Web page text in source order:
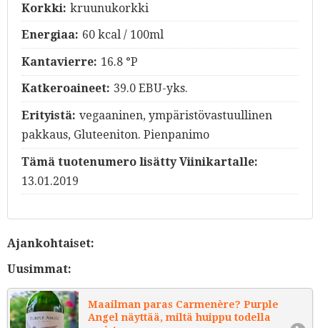
Korkki: kruunukorkki
Energiaa: 60 kcal / 100ml
Kantavierre: 16.8 °P
Katkeroaineet: 39.0 EBU-yks.
Erityistä: vegaaninen, ympäristövastuullinen
pakkaus, Gluteeniton. Pienpanimo
Tämä tuotenumero lisätty Viinikartalle:
13.01.2019
Ajankohtaiset:
Uusimmat:
Maailman paras Carmenère? Purple
Angel näyttää, miltä huippu todella